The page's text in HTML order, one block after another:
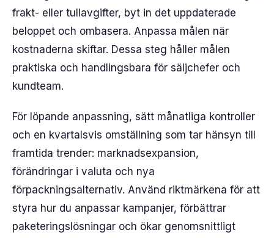
frakt- eller tullavgifter, byt in det uppdaterade
beloppet och ombasera. Anpassa målen när
kostnaderna skiftar. Dessa steg håller målen
praktiska och handlingsbara för säljchefer och
kundteam.
För löpande anpassning, sätt månatliga kontroller
och en kvartalsvis omställning som tar hänsyn till
framtida trender: marknadsexpansion,
förändringar i valuta och nya
förpackningsalternativ. Använd riktmärkena för att
styra hur du anpassar kampanjer, förbättrar
paketeringslösningar och ökar genomsnittligt